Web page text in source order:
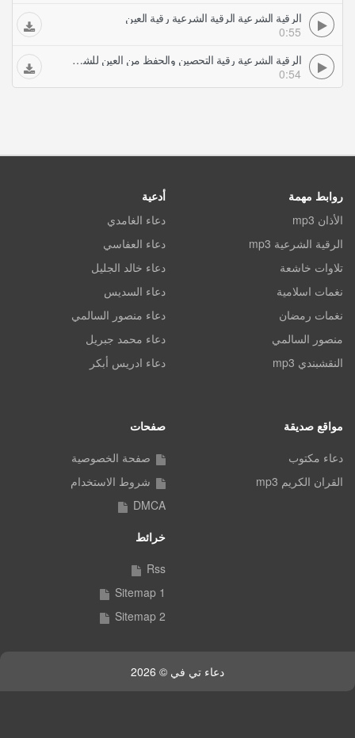
الرقية الشرعية الرقية الشرعية رقية العين
0:55
الرقية الشرعية رقية التحصين والحفظ من العين للشيخ صلاح الصيعري
0:54
روابط مهمة
الأذان mp3
الرقية الشرعية mp3
تلاوات خاشعة
نغمات اسلامية
نغمات رمضان
منصور السالمي
النقشبندي mp3
أدعية
دعاء الغامدي
دعاء العفاسي
دعاء خالد الجليل
دعاء السديس
دعاء منصور السالمي
دعاء محمد جبريل
دعاء ادريس أبكر
مواقع صديقة
دعاء مكتوب
القران الكريم mp3
صفحات
صفحة الخصوصية
شروط الاستخدام
DMCA
خرائط
Rss
Sitemap 1
Sitemap 2
دعاء تي في © 2026